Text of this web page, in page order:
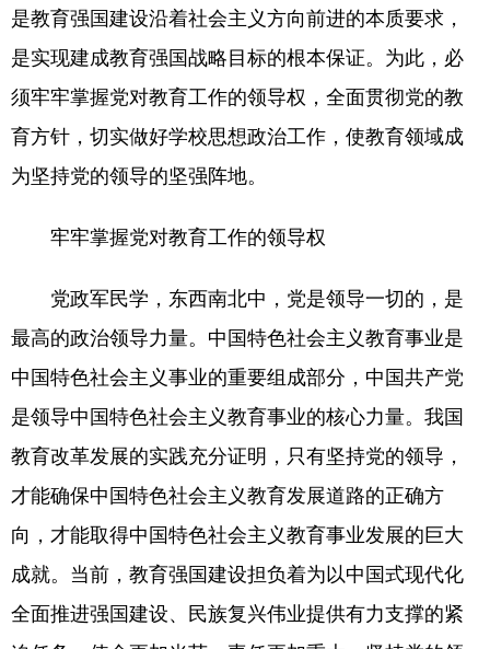
是教育强国建设沿着社会主义方向前进的本质要求，
是实现建成教育强国战略目标的根本保证。为此，必
须牢牢掌握党对教育工作的领导权，全面贯彻党的教
育方针，切实做好学校思想政治工作，使教育领域成
为坚持党的领导的坚强阵地。
牢牢掌握党对教育工作的领导权
党政军民学，东西南北中，党是领导一切的，是
最高的政治领导力量。中国特色社会主义教育事业是
中国特色社会主义事业的重要组成部分，中国共产党
是领导中国特色社会主义教育事业的核心力量。我国
教育改革发展的实践充分证明，只有坚持党的领导，
才能确保中国特色社会主义教育发展道路的正确方
向，才能取得中国特色社会主义教育事业发展的巨大
成就。当前，教育强国建设担负着为以中国式现代化
全面推进强国建设、民族复兴伟业提供有力支撑的紧